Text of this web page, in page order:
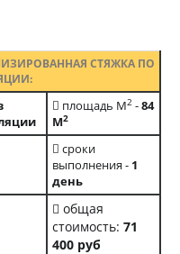
СТЯЖКА ПО
площадь М2 -84
М2
сроки
выполнения - 1
день
общая
стоимость: 71
400 руб